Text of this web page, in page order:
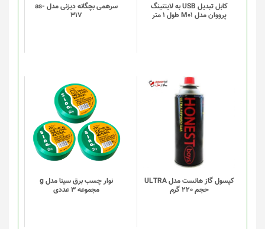
کابل تبدیل USB به لایتنینگ
پرووان مدل M01 طول 1 متر
سرهمی بچگانه دیزنی مدل as-
317
کپسول گاز هانست مدل ULTRA
حجم 220 گرم
نوار چسب برق سینا مدل g
مجموعه 3 عددی